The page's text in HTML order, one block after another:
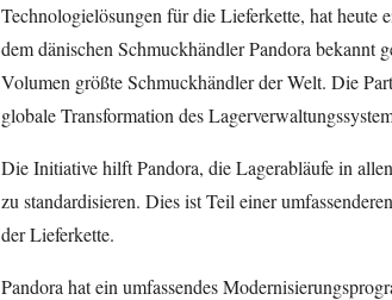
Technologielösungen für die Lieferkette, hat heute
dem dänischen Schmuckhändler Pandora bekannt
Volumen größte Schmuckhändler der Welt. Die
globale Transformation des
Die Initiative hilft Pandora, die Lagerabläufe in
zu standardisieren. Dies ist Teil einer
der Lieferkette.
Pandora hat ein umfassendes